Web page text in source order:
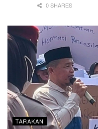
0 SHARES
TARAKAN